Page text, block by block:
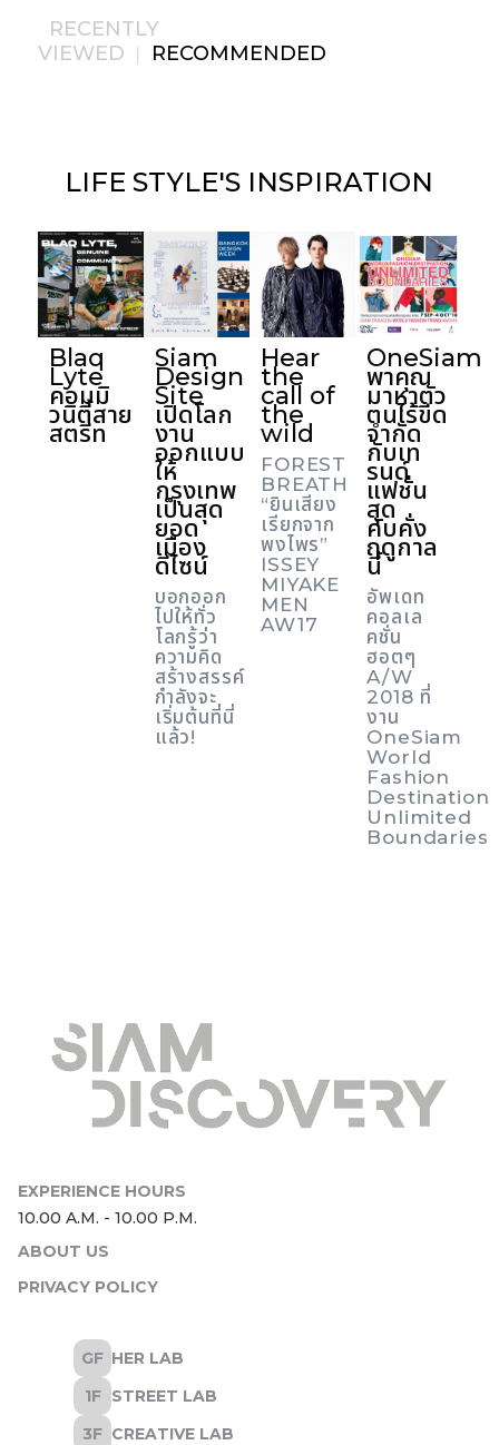
RECENTLY
VIEWED | RECOMMENDED
LIFE STYLE'S INSPIRATION
Blaq
Lyte
คอมมิ
วนิตี้สาย
สตรีท
Siam
Design
Site
เปิดโลก
งาน
ออกแบบ
ให้
กรุงเทพ
เป็นสุด
ยอด
เมือง
ดีไซน์
บอกออก
ไปให้ทั่ว
โลกรู้ว่า
ความคิด
สร้างสรรค์
กำลังจะ
เริ่มต้นที่นี่
แล้ว!
Hear
the
call of
the
wild
FOREST
BREATH
“ยินเสียง
เรียกจาก
พงไพร”
ISSEY
MIYAKE
MEN
AW17
OneSiam
พาคุณ
มาหาตัว
ตนไร้ขีด
จำกัด
กับเท
รนด์
แฟชั่น
สุด
คับคั่ง
ฤดูกาล
นี้
อัพเดท
คอลเล
คชั่น
ฮอตๆ
A/W
2018 ที่
งาน
OneSiam
World
Fashion
Destination
Unlimited
Boundaries
ABOUT US
PRIVACY POLICY